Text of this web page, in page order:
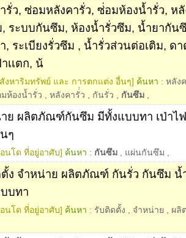
รั่ว, ซ่อมหลังคารั่ว, ซ่่อมห้องน้ำรั่ว, ห
ระบบกันซึม, ห้องน้ำรั่วซึม, น้ำยากัน
, ระเบียงรั่วซึม , น้ำรั่วส่วนต่อเติม, ด
เเตก, น้
งหาริมทรัพย์ และ การตกแต่ง อื่นๆ] ค้นหา : หลัง
ห้องน้ำรั่ว หลังคารั่่ว กันรั่ว กันซึม
ย ผลิตภัณฑ์กันซึม มีทั้งแบบทา เป่าไ
ๆ
นโด ที่อยู่อาศับ] ค้นหา : กันซึม แผ่นกันซึม
ง จำหน่าย ผลิตภัณฑ์ กันรั่ว กันซึม น้
บทา
นโด ที่อยู่อาศับ] ค้นหา : รับติดตั้ง จำหน่าย
ผลิ